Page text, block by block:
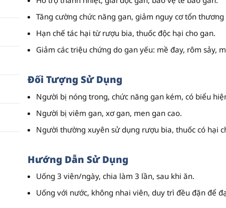
Tăng cường chức năng gan, giảm nguy cơ tổn thương
Hạn chế tác hại từ rượu bia, thuốc độc hại cho gan.
Giảm các triệu chứng do gan yếu: mề đay, rôm sảy,
Đối Tượng Sử Dụng
Người bị nóng trong, chức năng gan kém, có biểu
Người bị viêm gan, xơ gan, men gan cao.
Người thường xuyên sử dụng rượu bia, thuốc có hại
Hướng Dẫn Sử Dụng
Uống 3 viên/ngày, chia làm 3 lần, sau khi ăn.
Uống với nước, không nhai viên, duy trì đều đặn để